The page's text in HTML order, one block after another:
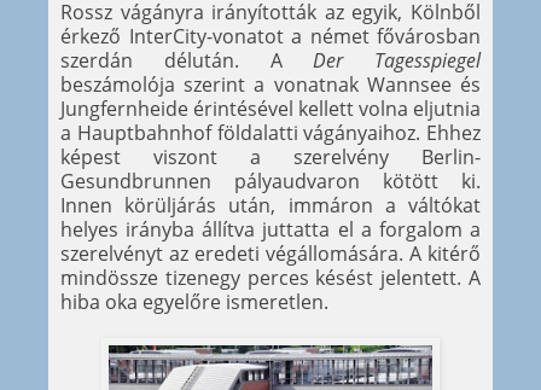
Rossz vágányra irányították az egyik, Kölnből
érkező InterCity-vonatot a német fővárosban
szerdán délután. ADer Tagesspiegel
beszámolója szerint a vonatnak Wannsee és
Jungfernheide érintésével kellett volna eljutnia
a Hauptbahnhof földalatti vágányaihoz. Ehhez
képest viszont a szerelvény Berlin-
Gesundbrunnen pályaudvaron kötött ki.
Innen körüljárás után, immáron a váltókat
helyes irányba állítva juttatta el a forgalom a
szerelvényt az eredeti végállomására. A kitérő
mindössze tizenegy perces késést jelentett. A
hiba oka egyelőre ismeretlen.